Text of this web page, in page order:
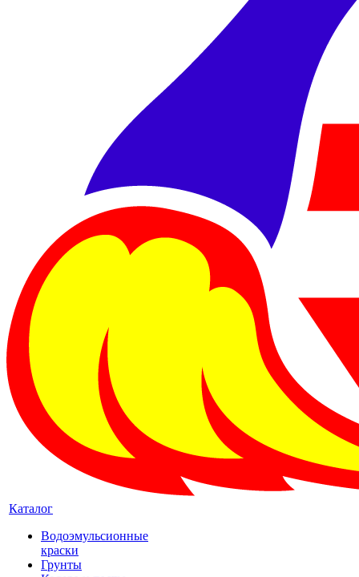
Каталог
Водоэмульсионные
краски
Грунты